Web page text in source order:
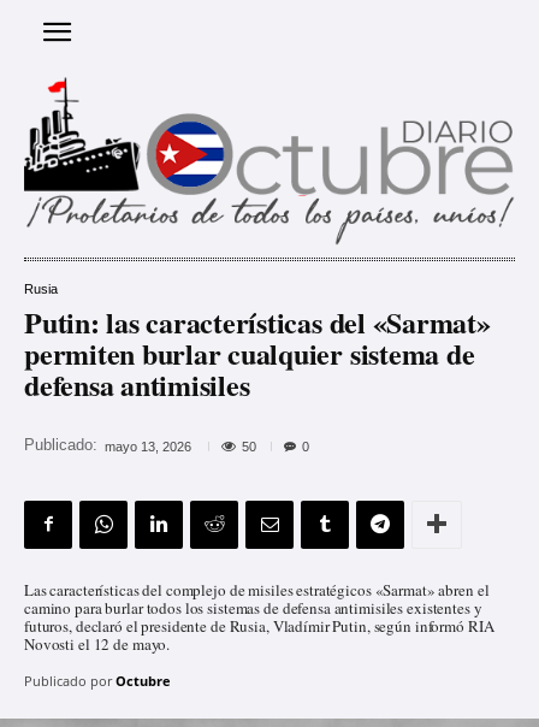
Rusia
Putin: las características del «Sarmat»
permiten burlar cualquier sistema de
defensa antimisiles
Publicado: mayo 13, 2026 50 0
Las características del complejo de misiles estratégicos «Sarmat» abren el
camino para burlar todos los sistemas de defensa antimisiles existentes y
futuros, declaró el presidente de Rusia, Vladímir Putin, según informó RIA
Novosti el 12 de mayo.
Publicado por Octubre